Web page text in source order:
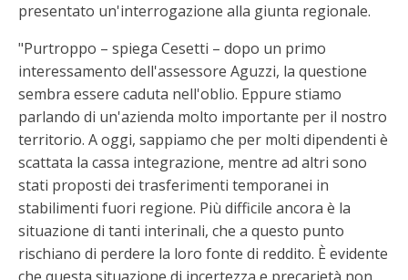
presentato un'interrogazione alla giunta regionale.
"Purtroppo – spiega Cesetti – dopo un primo
interessamento dell'assessore Aguzzi, la questione
sembra essere caduta nell'oblio. Eppure stiamo
parlando di un'azienda molto importante per il nostro
territorio. A oggi, sappiamo che per molti dipendenti è
scattata la cassa integrazione, mentre ad altri sono
stati proposti dei trasferimenti temporanei in
stabilimenti fuori regione. Più difficile ancora è la
situazione di tanti interinali, che a questo punto
rischiano di perdere la loro fonte di reddito. È evidente